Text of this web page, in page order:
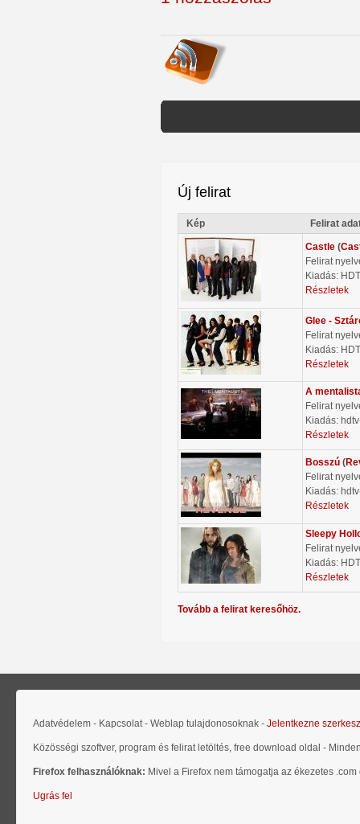
Új felirat
Kép Felirat
Castle (
Felirat
Kiadás:
Részletek
Glee -
Felirat
Kiadás:
Részletek
A
Felirat
Kiadás:
Részletek
Bosszú (
Felirat
Kiadás:
Részletek
Sleepy
Felirat
Kiadás:
Részletek
Tovább a felirat keresőhöz.
Adatvédelem - Kapcsolat - Weblap tulajdonosoknak - Jelentkezne
Közösségi szoftver, program és felirat letöltés, free download oldal -
Firefox felhasználóknak: Mivel a Firefox nem támogatja az ékezetes
Ugrás fel